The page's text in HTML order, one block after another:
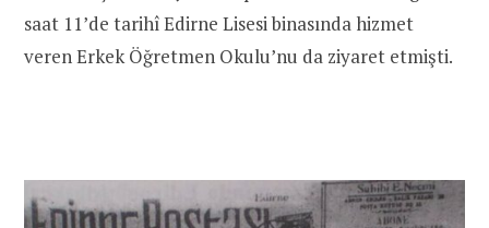
saat 11’de tarihî Edirne Lisesi binasında hizmet
veren Erkek Öğretmen Okulu’nu da ziyaret etmişti.